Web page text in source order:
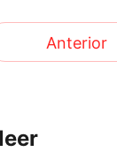
Anterior